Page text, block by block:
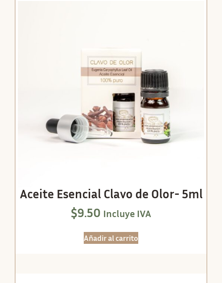
Aceite Esencial Clavo de Olor- 5ml
$9.50 Incluye IVA
Añadir al carrito